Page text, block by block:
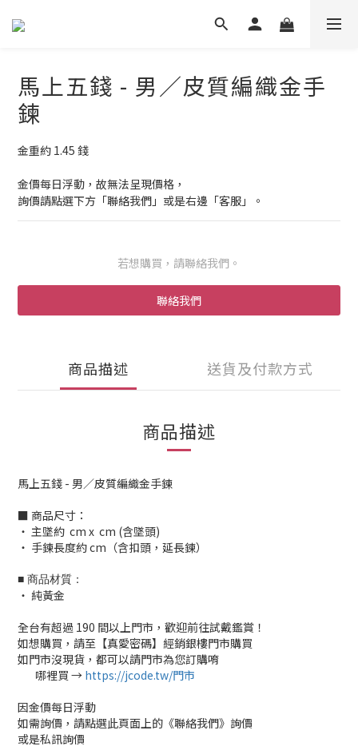
馬上五錢 - 男／皮質編織金手
鍊
金重約 1.45 錢
金價每日浮動，故無法呈現價格，
詢價請點選下方「聯絡我們」或是右邊「客服」。
若想購買，請聯絡我們。
聯絡我們
商品描述 送貨及付款方式
商品描述
馬上五錢 - 男／皮質編織金手鍊
■ 商品尺寸：
‧ 主墜約 cm x cm (含墜頭)
‧ 手鍊長度約 cm（含扣頭，延長鍊）
■ 商品材質：
‧ 純黃金
全台有超過 190 間以上門市，歡迎前往試戴鑑賞！
如想購買，請至【真愛密碼】經銷銀樓門市購買
如門市沒現貨，都可以請門市為您訂購唷
哪裡買 → https://jcode.tw/門市
因金價每日浮動
如需詢價，請點選此頁面上的《聯絡我們》詢價
或是私訊詢價